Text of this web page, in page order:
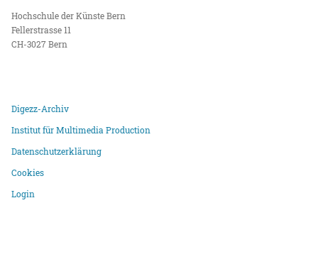
Hochschule der Künste Bern
Fellerstrasse 11
CH-3027 Bern
Digezz-Archiv
Institut für Multimedia Production
Datenschutzerklärung
Cookies
Login